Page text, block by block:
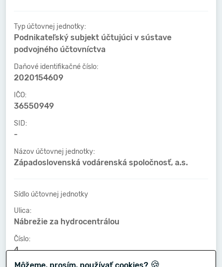
Typ účtovnej jednotky:
Podnikateľský subjekt účtujúci v sústave
podvojného účtovníctva
Daňové identifikačné číslo:
2020154609
IČO:
36550949
SID:
-
Názov účtovnej jednotky:
Západoslovenská vodárenská spoločnosť, a.s.
Sídlo účtovnej jednotky
Ulica:
Nábrežie za hydrocentrálou
Číslo:
4
🍪